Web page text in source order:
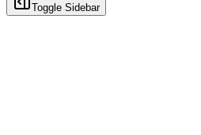
Toggle Sidebar